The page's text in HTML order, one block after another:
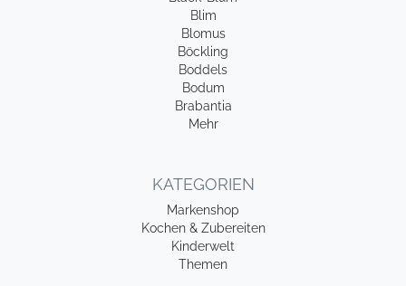
Blim
Blomus
Böckling
Boddels
Bodum
Brabantia
Mehr
KATEGORIEN
Markenshop
Kochen & Zubereiten
Kinderwelt
Themen